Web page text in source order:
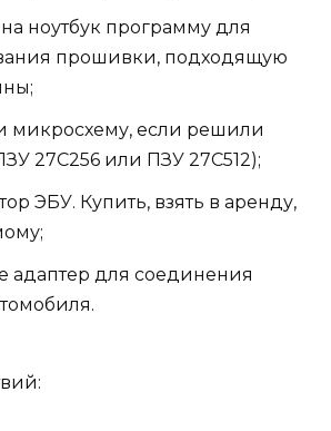
ноутбук программу для
прошивки, подходящую
микросхему, если решили
27С256 или ПЗУ 27С512);
ЭБУ. Купить, взять в аренду,
адаптер для соединения